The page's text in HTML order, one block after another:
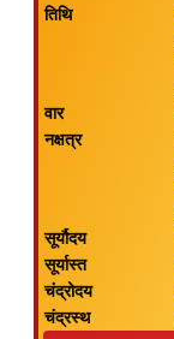
तिथि
वार
नक्षत्र
सूर्यौदय
सूर्यास्त
चंद्रोदय
चंद्रस्थ